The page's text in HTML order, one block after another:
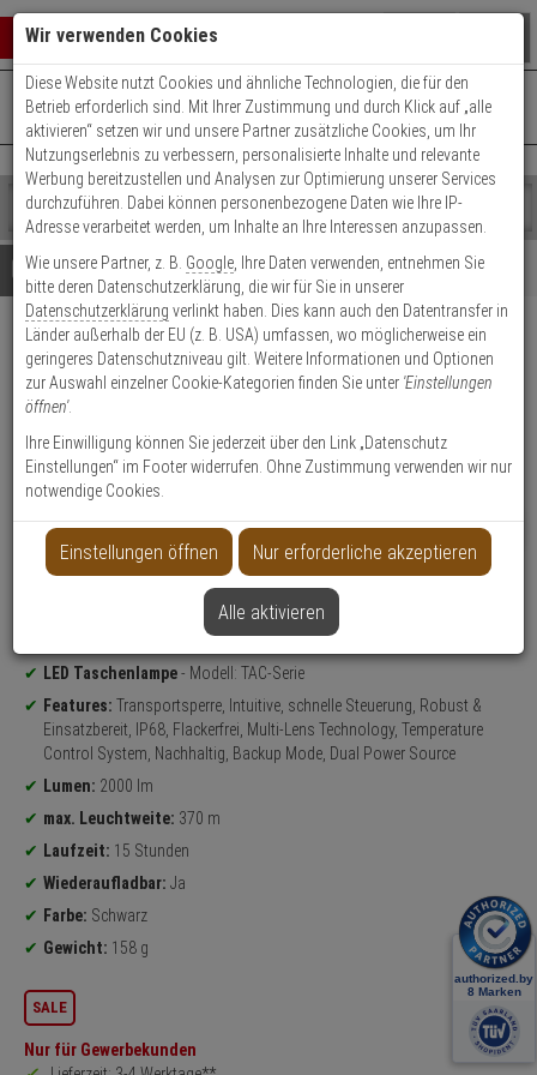
Warenkorb schließen
0 ARTIKEL IM WARENKORB
Ihr Warenkorb ist momentan leer.
Ergebnisse ()
Fertig
Shop
durchsuchen
Bitte
geben
Sie
mindestens
Zeichen
ein,
um
Suche
Es
wurde
noch
Kategorien
Suche
gestartet
+49 (0)821 899 493-0Mo. - Do.: 8:00 - 16:30 | Fr.: 8:00 - 14:00 Uhr
Kontaktservice nutzen
Details Beratung
LED LENSER TAC6R
Taschenlampe
Produktmerkmale
NEU
Weitere Varianten...
Produktinformationen
LED Taschenlampe- Modell: TAC-Serie
Features: Transportsperre, Intuitive, schnelle Steuerung, Robust &
Einsatzbereit, IP68, Flackerfrei, Multi-Lens Technology, Temperature
Control System, Nachhaltig, Backup Mode, Dual Power Source
Lumen: 2000 lm
max. Leuchtweite: 370 m
Laufzeit: 15 Stunden
Wiederaufladbar: Ja
Farbe: Schwarz
Gewicht: 158 g
SALE
Nur für Gewerbekunden
Wir verwenden Cookies
Diese Website nutzt Cookies und ähnliche Technologien, die für den
Betrieb erforderlich sind. Mit Ihrer Zustimmung und durch Klick auf „alle
aktivieren“ setzen wir und unsere Partner zusätzliche Cookies, um Ihr
Nutzungserlebnis zu verbessern, personalisierte Inhalte und relevante
Werbung bereitzustellen und Analysen zur Optimierung unserer Services
durchzuführen. Dabei können personenbezogene Daten wie Ihre IP-
Adresse verarbeitet werden, um Inhalte an Ihre Interessen anzupassen.
Wie unsere Partner, z. B. Google , Ihre Daten verwenden, entnehmen Sie
bitte deren Datenschutzerklärung, die wir für Sie in unserer
Datenschutzerklärung verlinkt haben. Dies kann auch den Datentransfer in
Länder außerhalb der EU (z. B. USA) umfassen, wo möglicherweise ein
geringeres Datenschutzniveau gilt. Weitere Informationen und Optionen
zur Auswahl einzelner Cookie-Kategorien finden Sie unter 'Einstellungen
öffnen'.
Ihre Einwilligung können Sie jederzeit über den Link „Datenschutz
Einstellungen“ im Footer widerrufen. Ohne Zustimmung verwenden wir nur
notwendige Cookies.
Einstellungen öffnen Nur erforderliche akzeptieren
Alle aktivieren